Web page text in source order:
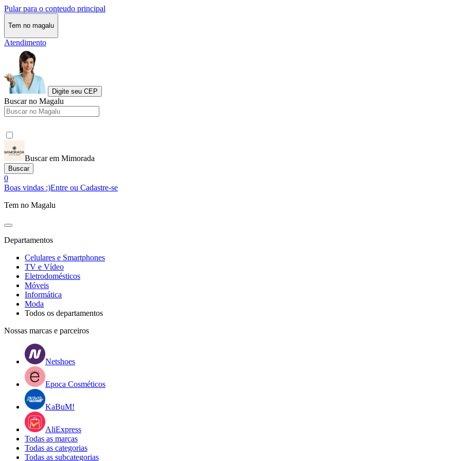
Pular para o conteudo principal
Tem no magalu
Atendimento
Digite seu CEP
Buscar no Magalu
Buscar em Mimorada
Buscar
0
Boas vindas :)Entre ou Cadastre-se
Tem no Magalu
Departamentos
Celulares e Smartphones
TV e Vídeo
Eletrodomésticos
Móveis
Informática
Moda
Todos os departamentos
Nossas marcas e parceiros
Netshoes
Epoca Cosméticos
KaBuM!
AliExpress
Todas as marcas
Todas as categorias
Todas as subcategorias